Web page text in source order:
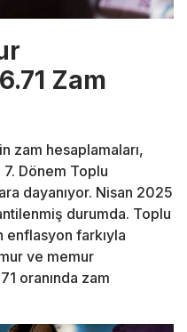
Zam
zam hesaplamaları,
7. Dönem Toplu
dayanıyor. Nisan 2025
durumda. Toplu
enflasyon farkıyla
ve memur
oranında zam